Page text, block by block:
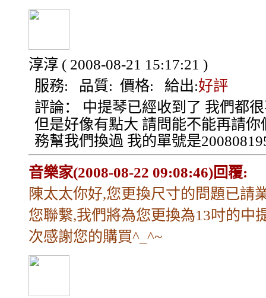
淳淳 ( 2008-08-21 15:17:21 )
服務: 品質: 價格: 給出:好評
評論：
中提琴已經收到了 我們都
但是好像有點大 請問能不能再請你
務幫我們換過 我的單號是
音樂家(2008-08-22 09:08:46)回覆:
陳太太你好,您更換尺寸的問題已請
您聯繫,我們將為您更換為13吋的中
次感謝您的購買^_^~